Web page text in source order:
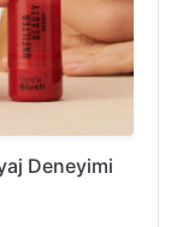
Deneyimi